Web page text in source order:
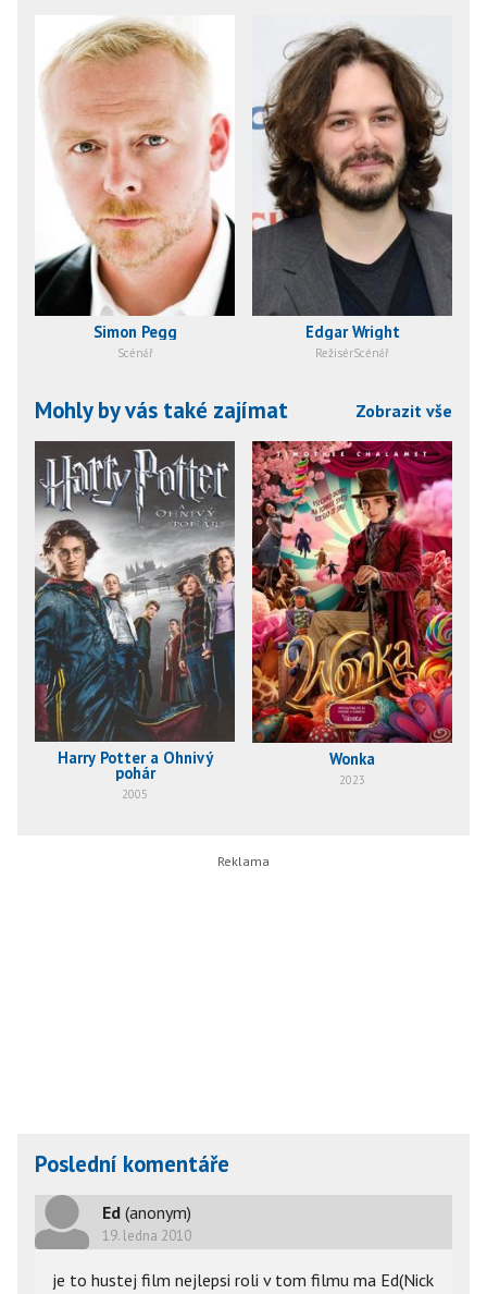
Simon Pegg
Scénář
Edgar Wright
RežisérScénář
Mohly by vás také zajímat Zobrazit vše
Harry Potter a Ohnivý
pohár
2005
Wonka
2023
Poslední komentáře
Ed (anonym)
19. ledna 2010
je to hustej film nejlepsi roli v tom filmu ma Ed(Nick